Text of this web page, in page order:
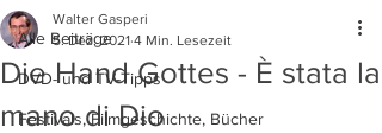
Alle Beiträge
DVD- und TV-Tipps
Festivals, Filmgeschichte, Bücher
Die Hand Gottes - È stata la
mano di Dio
Walter Gasperi
5. Dez. 2021 4 Min. Lesezeit